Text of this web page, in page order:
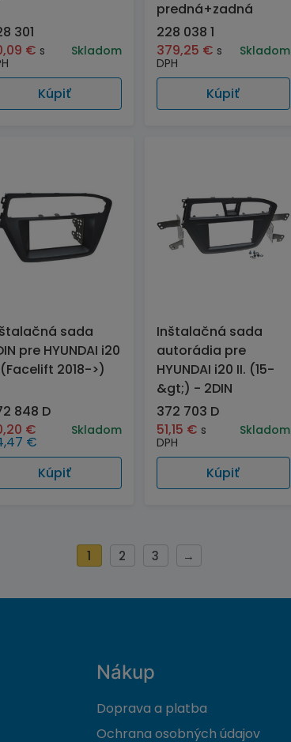
301
€ s
Skladom
Kúpiť
predná+zadná
228 038 1
379,25 € s
DPH
Skladom
Kúpiť
sada
pre HYUNDAI i20
(Facelift 2018->)
848 D
€
€
Skladom
Kúpiť
Inštalačná sada
autorádia pre
HYUNDAI i20 II. (15-
&gt;) - 2DIN
372 703 D
51,15 € s
DPH
Skladom
Kúpiť
1 2 3 →
Nákup
Doprava a platba
Ochrana osobných údajov